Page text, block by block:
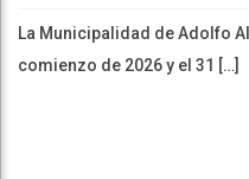
La Municipalidad de Adolfo
comienzo de 2026 y el 31 […]